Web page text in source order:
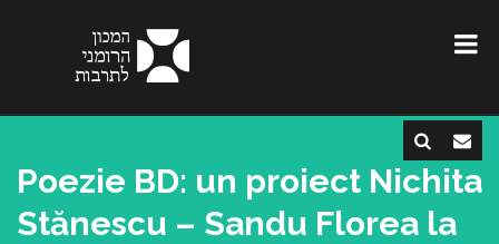
Poezie BD: un proiect Nichita
Stănescu – Sandu Florea la